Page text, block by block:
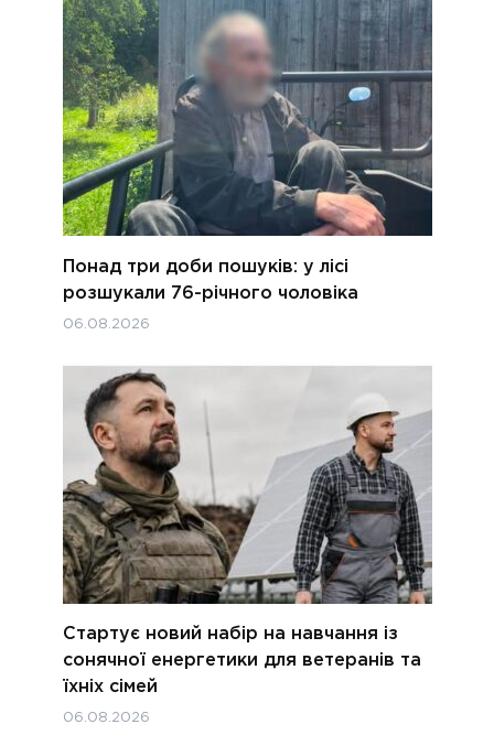
Понад три доби пошуків: у лісі
розшукали 76-річного чоловіка
06.08.2026
Стартує новий набір на навчання із
сонячної енергетики для ветеранів та
їхніх сімей
06.08.2026